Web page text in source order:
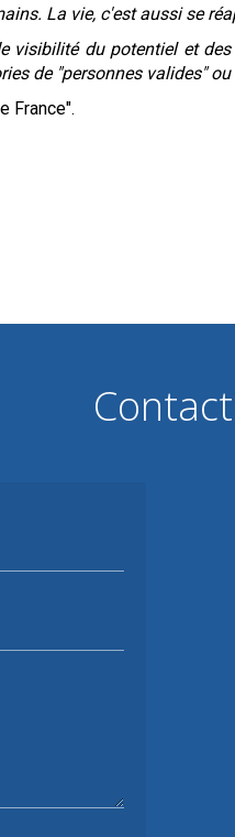
La vie, c'est aussi se
visibilité du potentiel et
de "personnes valides"
France".
Contact